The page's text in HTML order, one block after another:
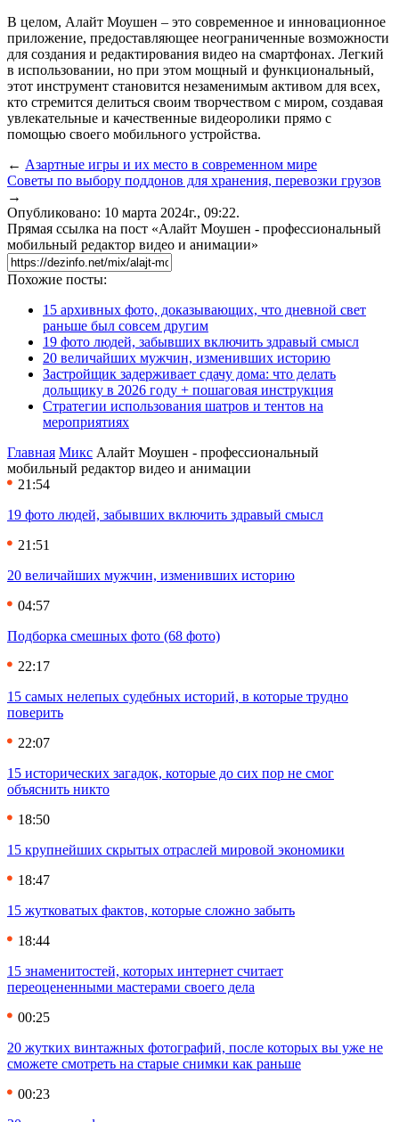
В целом, Алайт Моушен – это современное и инновационное
приложение, предоставляющее неограниченные возможности
для создания и редактирования видео на смартфонах. Легкий
в использовании, но при этом мощный и функциональный,
этот инструмент становится незаменимым активом для всех,
кто стремится делиться своим творчеством с миром, создавая
увлекательные и качественные видеоролики прямо с
помощью своего мобильного устройства.
← Азартные игры и их место в современном мире
Советы по выбору поддонов для хранения, перевозки грузов
→
Опубликовано: 10 марта 2024г., 09:22.
Прямая ссылка на пост «Алайт Моушен - профессиональный
мобильный редактор видео и анимации»
Похожие посты:
15 архивных фото, доказывающих, что дневной свет
раньше был совсем другим
19 фото людей, забывших включить здравый смысл
20 величайших мужчин, изменивших историю
Застройщик задерживает сдачу дома: что делать
дольщику в 2026 году + пошаговая инструкция
Стратегии использования шатров и тентов на
мероприятиях
Главная Микс Алайт Моушен - профессиональный
мобильный редактор видео и анимации
21:54
19 фото людей, забывших включить здравый смысл
21:51
20 величайших мужчин, изменивших историю
04:57
Подборка смешных фото (68 фото)
22:17
15 самых нелепых судебных историй, в которые трудно
поверить
22:07
15 исторических загадок, которые до сих пор не смог
объяснить никто
18:50
15 крупнейших скрытых отраслей мировой экономики
18:47
15 жутковатых фактов, которые сложно забыть
18:44
15 знаменитостей, которых интернет считает
переоцененными мастерами своего дела
00:25
20 жутких винтажных фотографий, после которых вы уже не
сможете смотреть на старые снимки как раньше
00:23